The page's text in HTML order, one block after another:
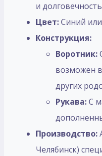
и
Цвет:Синий
Конструкция:
Воротник:
возможен
других
Рукава:С
Производство:
Челябинск)